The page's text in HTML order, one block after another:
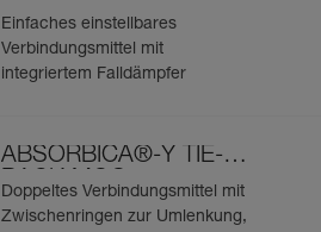
Einfaches einstellbares
Verbindungsmittel mit
integriertem Falldämpfer
ABSORBICA®-Y TIE-
BACK MGO
Doppeltes Verbindungsmittel mit
Zwischenringen zur Umlenkung,